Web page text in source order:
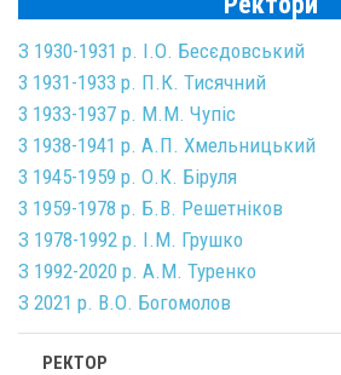
З 1930-1931 р. І.О. Бесєдовський
3 1931-1933 р. П.К. Тисячний
3 1933-1937 р. М.М. Чупiс
3 1938-1941 р. А.П. Хмельницький
3 1945-1959 р. О.К. Бiруля
3 1959-1978 р. Б.В. Решетніков
З 1978-1992 р. I.M. Грушко
З 1992-2020 р. А.М. Туренко
З 2021 р. В.О. Богомолов
РЕКТОР